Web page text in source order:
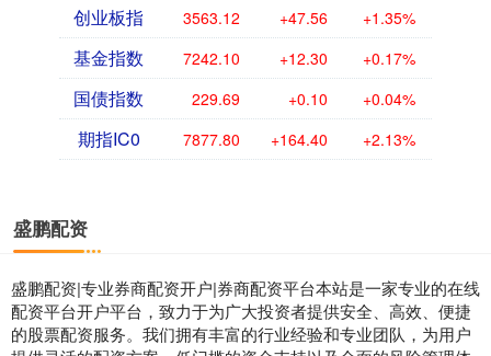
创业板指 3563.12 +47.56 +1.35%
基金指数 7242.10 +12.30 +0.17%
国债指数 229.69 +0.10 +0.04%
期指IC0 7877.80 +164.40 +2.13%
盛鹏配资
盛鹏配资|专业券商配资开户|券商配资平台本站是一家专业的在线
配资平台开户平台，致力于为广大投资者提供安全、高效、便捷
的股票配资服务。我们拥有丰富的行业经验和专业团队，为用户